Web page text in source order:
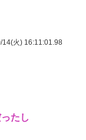
14(火) 16:11:01.98
たし